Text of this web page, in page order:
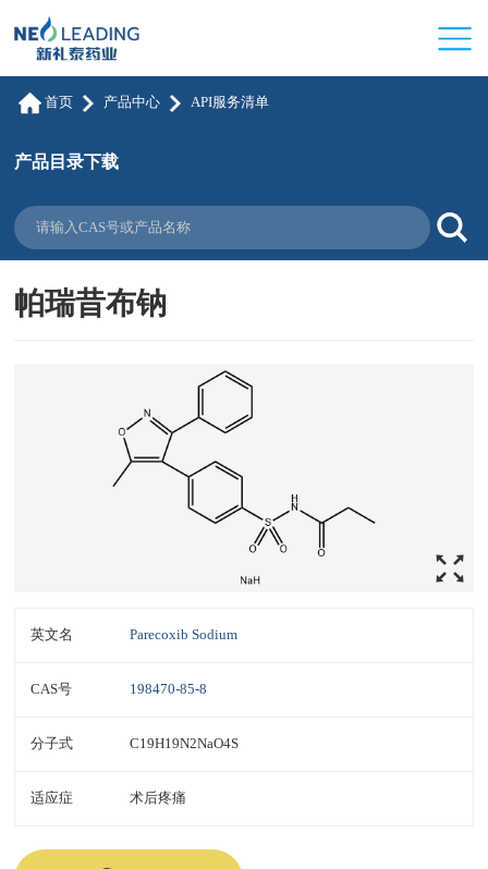
首页 产品中心 API服务清单
产品目录下载
帕瑞昔布钠
英文名 Parecoxib Sodium
CAS号 198470-85-8
分子式 C19H19N2NaO4S
适应症 术后疼痛